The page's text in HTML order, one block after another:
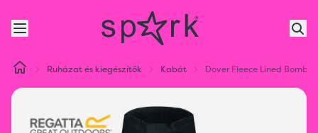
Ruházat és kiegészítők Kabát Dover Fleece Lined